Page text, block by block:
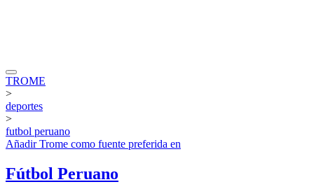
TROME
>
deportes
>
futbol peruano
AñadirTrome como fuente preferida en
Fútbol Peruano